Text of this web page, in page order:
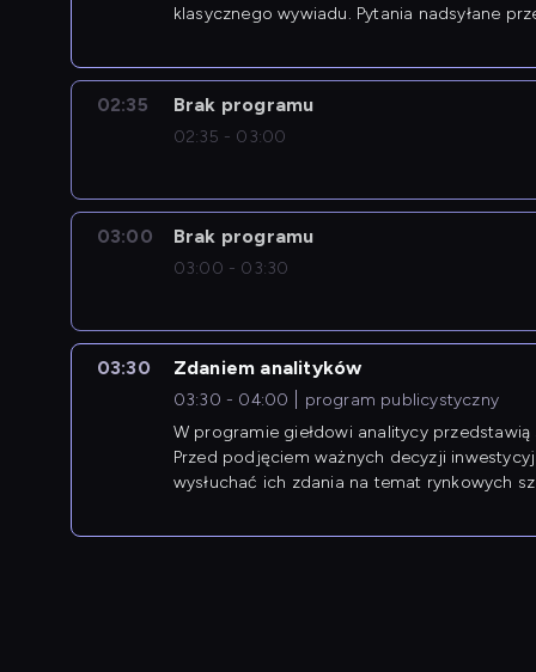
klasycznego wywiadu. Pytania nadsyłane
02:35 Brak programu
02:35 - 03:00
03:00 Brak programu
03:00 - 03:30
03:30 Zdaniem analityków
03:30 - 04:00
program publicystyczny
W programie giełdowi analitycy
Przed podjęciem ważnych decyzji
wysłuchać ich zdania na temat rynkowych